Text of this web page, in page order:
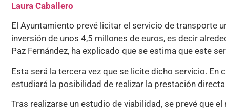
Laura Caballero
El Ayuntamiento prevé licitar el servicio de transporte
inversión de unos 4,5 millones de euros, es decir
Paz Fernández, ha explicado que se estima que este
Esta será la tercera vez que se licite dicho servicio.
estudiará la posibilidad de realizar la prestación
Tras realizarse un estudio de viabilidad, se prevé que